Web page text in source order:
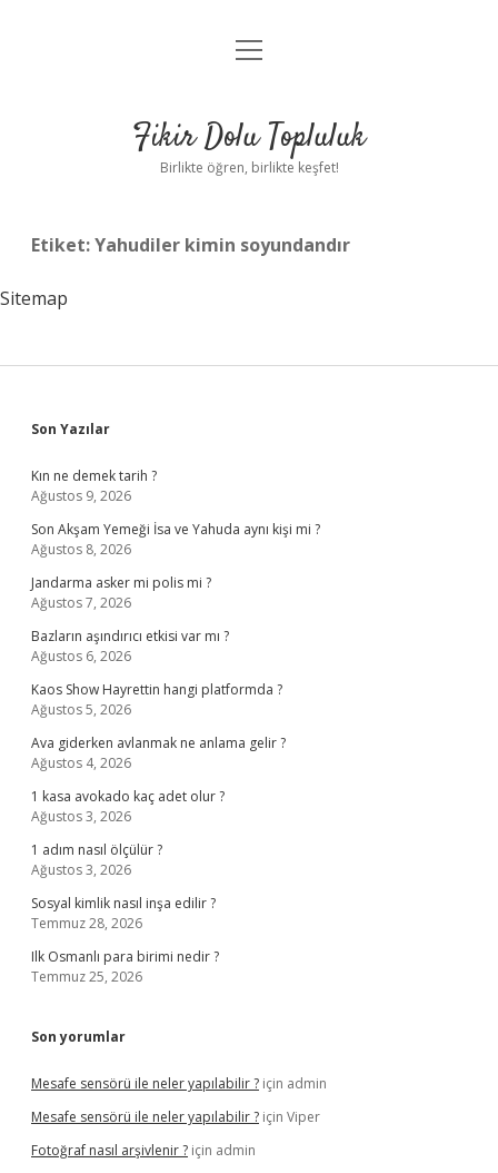
Anasayfa
Yasal Uyarı
menüyü
Fikir Dolu Topluluk
Birlikte öğren, birlikte keşfet!
Etiket:Yahudiler kimin soyundandır
Sitemap
Sidebar
Son Yazılar
Kın ne demek tarih ?
Ağustos 9, 2026
Son Akşam Yemeği İsa ve Yahuda aynı kişi mi ?
Ağustos 8, 2026
Jandarma asker mi polis mi ?
Ağustos 7, 2026
Bazların aşındırıcı etkisi var mı ?
Ağustos 6, 2026
Kaos Show Hayrettin hangi platformda ?
Ağustos 5, 2026
Ava giderken avlanmak ne anlama gelir ?
Ağustos 4, 2026
1 kasa avokado kaç adet olur ?
Ağustos 3, 2026
1 adım nasıl ölçülür ?
Ağustos 3, 2026
Sosyal kimlik nasıl inşa edilir ?
Temmuz 28, 2026
Ilk Osmanlı para birimi nedir ?
Temmuz 25, 2026
Son yorumlar
Mesafe sensörü ile neler yapılabilir ? için admin
Mesafe sensörü ile neler yapılabilir ? için Viper
Fotoğraf nasıl arşivlenir ? için admin